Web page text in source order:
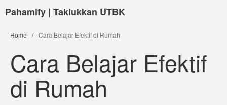
Pahamify | Taklukkan UTBK
Home / Cara Belajar Efektif di Rumah
Cara Belajar Efektif
di Rumah